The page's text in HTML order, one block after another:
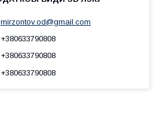
mirzontov.od@gmail.com
+380633790808
+380633790808
+380633790808